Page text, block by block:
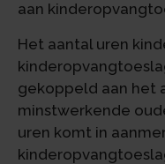
aan
Het aantal uren
gekoppeld aan het
minstwerkende
uren komt in